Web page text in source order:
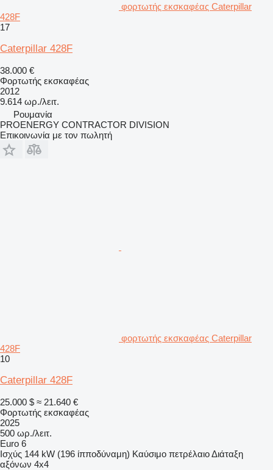
φορτωτής εκσκαφέας Caterpillar
428F
17
Caterpillar 428F
38.000 €
Φορτωτής εκσκαφέας
2012
9.614 ωρ./λειτ.
Ρουμανία
PROENERGY CONTRACTOR DIVISION
Επικοινωνία με τον πωλητή
φορτωτής εκσκαφέας Caterpillar
428F
10
Caterpillar 428F
25.000 $ ≈ 21.640 €
Φορτωτής εκσκαφέας
2025
500 ωρ./λειτ.
Euro 6
Ισχύς 144 kW (196 ίπποδύναμη) Καύσιμο πετρέλαιοΔιάταξη
αξόνων 4x4